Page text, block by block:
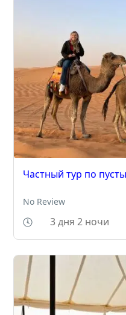
Частный тур по
No Review
3 дня 2 ночи